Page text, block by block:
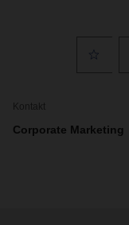
Kontakt
Corporate Marketing